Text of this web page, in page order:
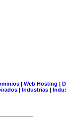
| Web Hosting |
| Industrias |